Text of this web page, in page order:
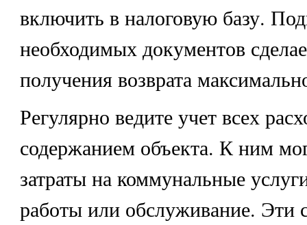
включить в налоговую базу.
необходимых документов
получения возврата
Регулярно ведите учет всех
содержанием объекта. К ним
затраты на коммунальные
работы или обслуживание.